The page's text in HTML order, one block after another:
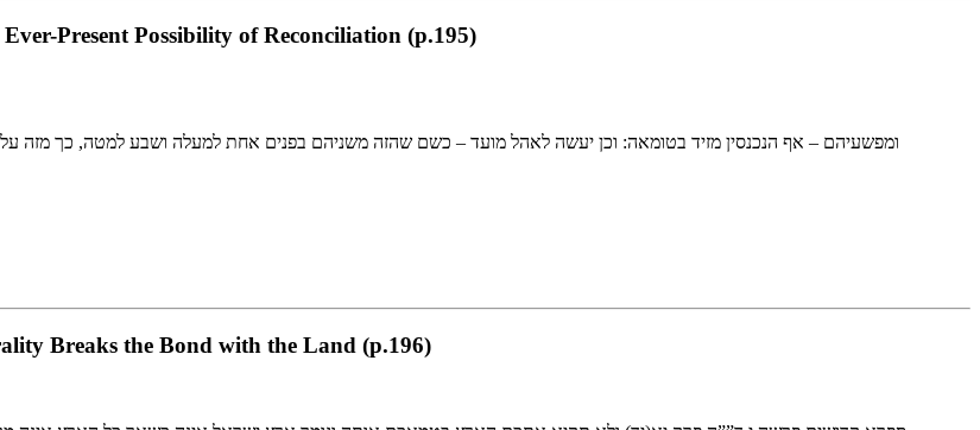
Present Possibility of Reconciliation (p.195)
ומפשעיהם – אף הנכנסין מזיד בטומאה: וכן יעשה לאהל מועד – כשם שהזה משניהם בפנים אחת למעלה ושבע למטה, כך
Breaks the Bond with the Land (p.196)